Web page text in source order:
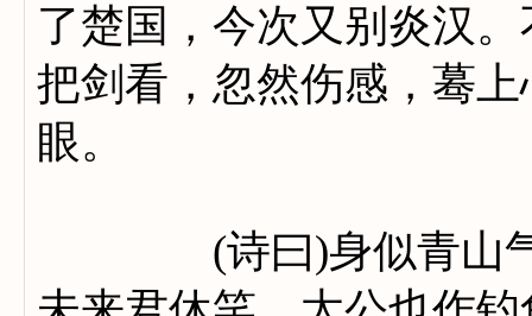
了楚国，今次又别炎汉
把剑看，忽然伤感，蓦
眼。
(诗曰)身似青山气似